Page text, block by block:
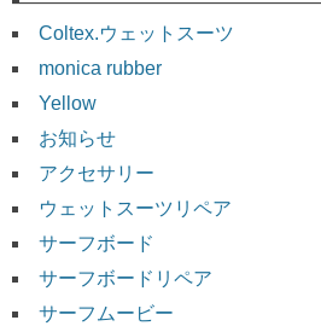
Coltex.ウェットスーツ
monica rubber
Yellow
お知らせ
アクセサリー
ウェットスーツリペア
サーフボード
サーフボードリペア
サーフムービー